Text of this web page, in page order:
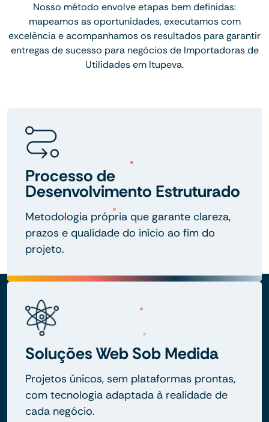
Nosso método envolve etapas bem definidas:
mapeamos as oportunidades, executamos com
excelência e acompanhamos os resultados para garantir
entregas de sucesso para negócios de Importadoras de
Utilidades em Itupeva.
Processo de
Desenvolvimento Estruturado
Metodologia própria que garante clareza,
prazos e qualidade do início ao fim do
projeto.
Soluções Web Sob Medida
Projetos únicos, sem plataformas prontas,
com tecnologia adaptada à realidade de
cada negócio.